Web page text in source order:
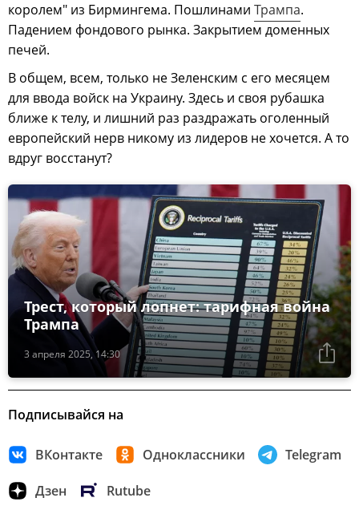
королем" из Бирмингема. Пошлинами Трампа.
Падением фондового рынка. Закрытием доменных
печей.
В общем, всем, только не Зеленским с его месяцем
для ввода войск на Украину. Здесь и своя рубашка
ближе к телу, и лишний раз раздражать оголенный
европейский нерв никому из лидеров не хочется. А то
вдруг восстанут?
3 апреля 2025, 14:30
Трест, который лопнет: тарифная война
Трампа
Подписывайся на
ВКонтакте Одноклассники Telegram
Дзен Rutube